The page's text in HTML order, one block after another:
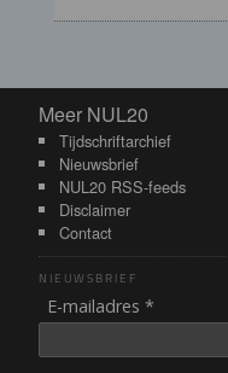
Meer NUL20
Meer NUL20
Tijdschriftarchief
Nieuwsbrief
NUL20 RSS-feeds
Disclaimer
Contact
NIEUWSBRIEF
E-mailadres *